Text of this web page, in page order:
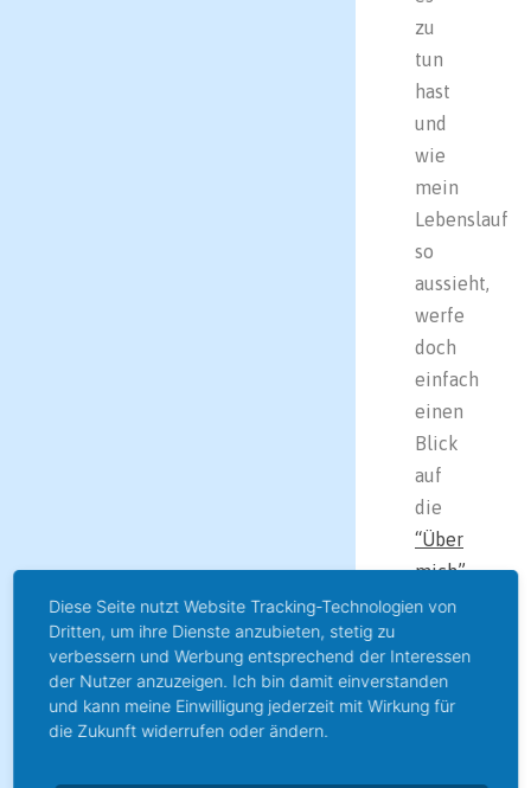
zu
tun
hast
und
wie
mein
Lebenslauf
so
aussieht,
werfe
doch
einfach
einen
Blick
auf
die
“Über
mich”-
Seite
Foto
meiner
Diese Seite nutzt Website Tracking-Technologien von
Dritten, um ihre Dienste anzubieten, stetig zu
verbessern und Werbung entsprechend der Interessen
der Nutzer anzuzeigen. Ich bin damit einverstanden
und kann meine Einwilligung jederzeit mit Wirkung für
die Zukunft widerrufen oder ändern.